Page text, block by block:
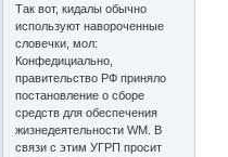
Так вот, кидалы обычно
используют навороченные
словечки, мол:
Конфедициально,
правительство РФ приняло
постановление о сборе
средств для обеспечения
жизнедеятельности WM. В
связи с этим УГРП просит